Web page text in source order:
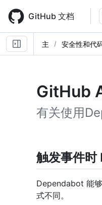
main
content
GitHub 文档
主 安全性和代
GitHub
有关使用
触发事件时
Dependabot 能
式不同。